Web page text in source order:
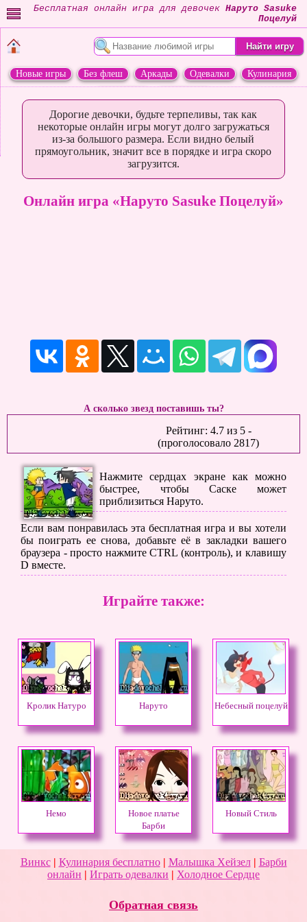
Бесплатная онлайн игра для девочек Наруто Sasuke
Поцелуй
Новые игры Без флеш Аркады Одевалки
Кулинария
Дорогие девочки, будьте терпеливы, так как
некоторые онлайн игры могут долго загружаться
из-за большого размера. Если видно белый
прямоугольник, значит все в порядке и игра скоро
загрузится.
Онлайн игра «Наруто Sasuke Поцелуй»
А сколько звезд поставишь ты?
Рейтинг: 4.7из 5-
(проголосовало 2817)
Нажмите сердцах экране как можно
быстрее, чтобы Саске может
приблизиться Наруто.
Если вам понравилась эта бесплатная игра и вы хотели
бы поиграть ее снова, добавьте её в закладки вашего
браузера - просто нажмите CTRL (контроль), и клавишу
D вместе.
Играйте также:
Кролик Натуро Наруто Небесный поцелуй
Немо
Новое платье
Барби
Новый Стиль
Винкс| Кулинария бесплатно| Малышка Хейзел| Барби
онлайн | Играть одевалки | Холодное Сердце
Обратная связь